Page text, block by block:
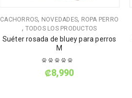
CACHORROS, NOVEDADES, ROPA PERRO
, TODOS LOS PRODUCTOS
Suéter rosada de bluey para perros
M
₡8,990